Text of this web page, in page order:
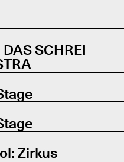
SCHREI
Zirkus